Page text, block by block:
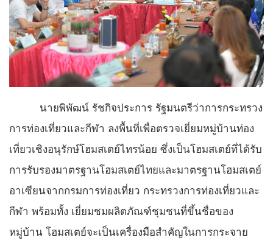
นายพิพัฒน์ รัชกิจประการ รัฐมนตรีว่าการกระทรวง
การท่องเที่ยวและกีฬา ลงพื้นที่เพื่อตรวจเยี่ยมหมู่บ้านท่อง
เที่ยวเชิงอนุรักษ์โฮมสเตย์ไทรน้อย ซึ่งเป็นโฮมสเตย์ที่ได้รับ
การรับรองมาตรฐานโฮมสเตย์ไทยและมาตรฐานโฮมสเตย์
อาเซียนจากกรมการท่องเที่ยว กระทรวงการท่องเที่ยวและ
กีฬา พร้อมทั้ง เยี่ยมชมผลิตภัณฑ์ชุมชนที่ขึ้นชื่อของ
หมู่บ้าน โฮมสเตย์จะเป็นเครื่องมือสำคัญในการกระจาย